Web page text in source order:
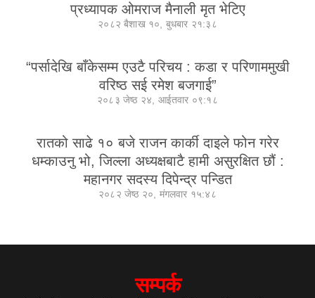
प्रध्यापक ओमराज मैनाली मृत भेटिए
२०८२ बैशाख १०, बुधबार २१:३८
“पर्सादेखि बाँकेसम्म एउटै परिचय : कडा र परिणाममुखी
वरिष्ठ सई रमेश बजगाई”
२०८३ जेष्ठ २४, आईतवार ०९:१८
रातको साढे १० बजे राजन कार्की दाइले फोन गरेर
धम्काउनु भो, जिल्ला अध्यक्षबाटै हामी असुरक्षित छौं :
महानगर सदस्य दिपेन्द्र पन्डित
२०८२ जेष्ठ २०, मंगलवार १५:४८
सम्पर्क